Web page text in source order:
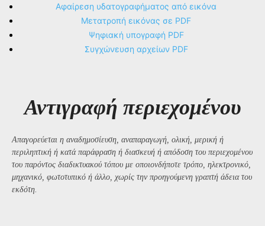
Αφαίρεση υδατογραφήματος από εικόνα
Μετατροπή εικόνας σε PDF
Ψηφιακή υπογραφή PDF
Συγχώνευση αρχείων PDF
Αντιγραφή περιεχομένου
Απαγορεύεται η αναδημοσίευση, αναπαραγωγή, ολική, μερική ή
περιληπτική ή κατά παράφραση ή διασκευή ή απόδοση του περιεχομένου
του παρόντος διαδικτυακού τόπου με οποιονδήποτε τρόπο, ηλεκτρονικό,
μηχανικό, φωτοτυπικό ή άλλο, χωρίς την προηγούμενη γραπτή άδεια του
εκδότη.